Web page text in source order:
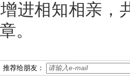
进相知相亲，
。
推荐给朋友：